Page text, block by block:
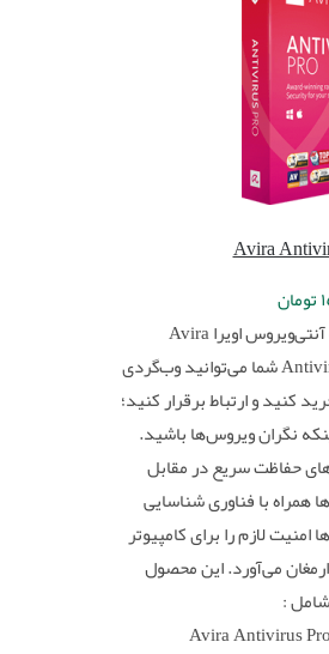
Avira
تومان
با نصب آنتی‌ویروس اویرا Avira
Antivirus Pro شما می‌توانید وب‌گردی
کنید و ارتباط برقرار کنید؛
نگران ویروس‌ها باشید.
حفاظت سریع در مقابل
همراه با فناوری شناسایی
امنیت لازم را برای کامپیوتر
می‌آورد. این محصول
:
Avira Antivirus Pro